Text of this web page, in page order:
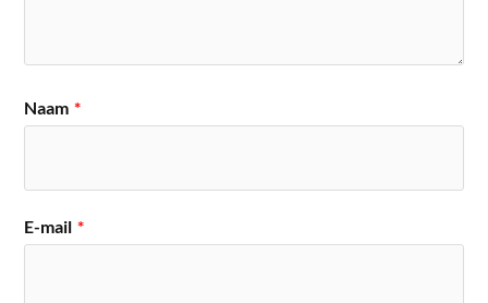
Naam *
E-mail *